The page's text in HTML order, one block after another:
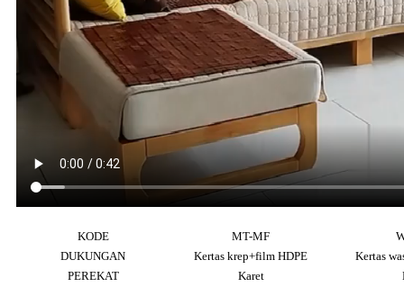
KODE MT-MF
DUKUNGAN
Kertas krep+film HDPE
Kertas
PEREKAT
Karet